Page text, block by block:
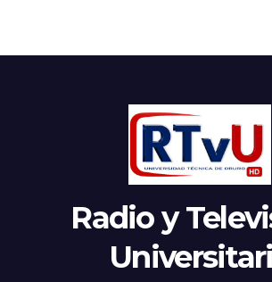
Radio y